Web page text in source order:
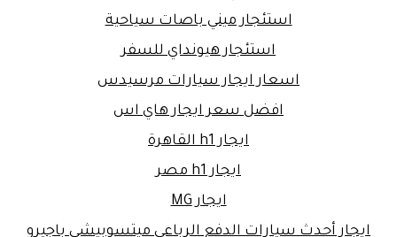
استئجار ميني باصات سياحية
استئجار هيونداي للسفر
اسعار ايجار سيارات مرسيدس
افضل سعر ايجار هاي اس
ايجار h1 القاهرة
ايجار h1 مصر
ايجار MG
ايجار أحدث سيارات الدفع الرباعي ميتسوبيشي باجيرو